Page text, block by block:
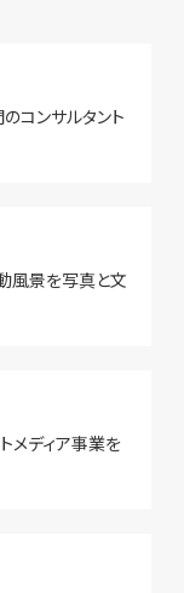
コンサルタント
風景を写真と文
メディア事業を